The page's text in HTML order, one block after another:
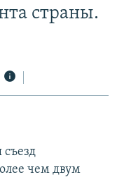
страны.
чем двум